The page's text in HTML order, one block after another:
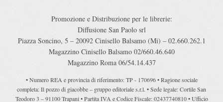
Promozione e Distribuzione per le librerie:
Diffusione San Paolo srl
Piazza Soncino, 5 – 20092 Cinisello Balsamo (Mi) – 02.660.262.1
Magazzino Cinisello Balsamo 02/660.46.640
Magazzino Roma 06/54.14.437
• Numero REA e provincia di riferimento: TP - 170696 • Ragione sociale
completa: Il pozzo di giacobbe – gruppo editoriale s.r.l. • Sede legale: Cortile San
Teodoro 3 – 91100 Trapani • Partita IVA e Codice Fiscale: 02437740810 • Ufficio